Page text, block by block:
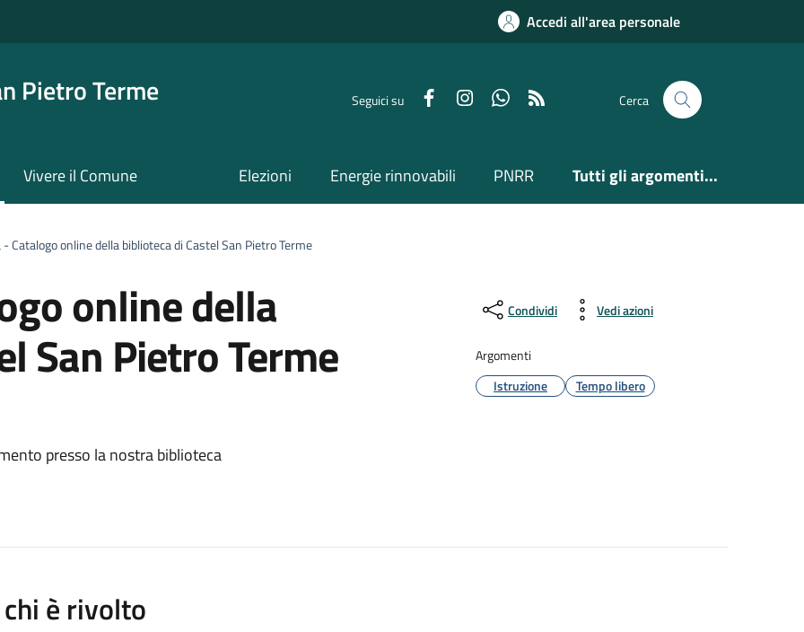
Accedi all'area personale
Pietro Terme Seguici su FacebookInstagramWhatsapp Cerca
Vivere il Comune Elezioni Energie rinnovabili PNRR Tutti gli argomenti...
Catalogo online della biblioteca di Castel San Pietro Terme
online della
San Pietro Terme
presso la nostra biblioteca
Condividi Vedi azioni
Argomenti
Istruzione
Tempo libero
è rivolto